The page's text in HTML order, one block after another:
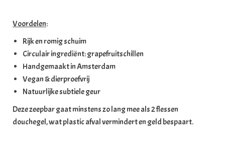
Voordelen:
Rijk en romig schuim
Circulair ingrediënt: grapefruitschillen
Handgemaakt in Amsterdam
Vegan & dierproefvrij
Natuurlijke subtiele geur
Deze zeepbar gaat minstens zo lang mee als 2 flessen
douchegel, wat plastic afval vermindert en geld bespaart.